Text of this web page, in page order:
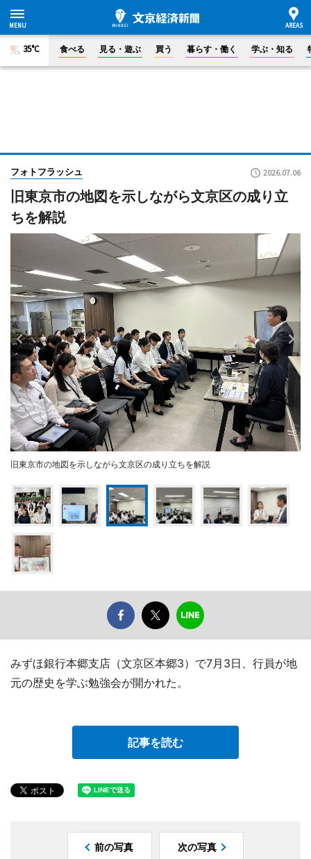
35°C 食べる 見る・遊ぶ 買う 暮らす・働く 学ぶ・知る
フォトフラッシュ 2026.07.06
旧東京市の地図を示しながら文京区の成り立
ちを解説
旧東京市の地図を示しながら文京区の成り立ちを解説
みずほ銀行本郷支店（文京区本郷3）で7月3日、行員が地
元の歴史を学ぶ勉強会が開かれた。
記事を読む
前の写真 次の写真